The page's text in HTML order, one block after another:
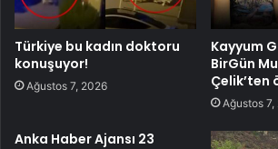
Türkiye bu kadın doktoru
konuşuyor!
Ağustos 7, 2026
Kayyum
BirGün
Çelik’ten
Ağustos 7,
Anka Haber Ajansı 23